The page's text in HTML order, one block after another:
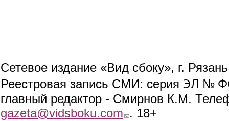
Сетевое издание «Вид сбоку», г.
Реестровая запись СМИ: серия ЭЛ №
главный редактор - Смирнов К.М.
gazeta@vidsboku.com (link sends e-mail)
. 18+